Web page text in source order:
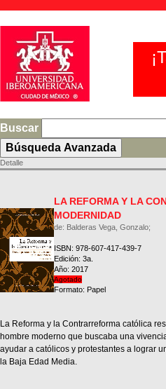
Buscar
Detalle
LA REFORMA Y LA
MODERNIDAD
de: Balderas Vega, Gonzalo;
ISBN: 978-607-417-439-7
Edición: 3a.
Año: 2017
Agotado
Formato: Papel
La Reforma y la Contrarreforma católica
hombre moderno que buscaba una
ayudar a católicos y protestantes a lograr
la Baja Edad Media.